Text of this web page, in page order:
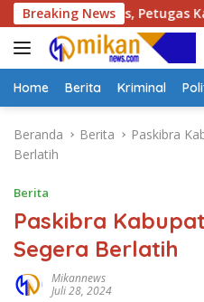
a
g
u
Breaking News
di Kotabes, Petugas Kantah
Home Berita Kriminal
Beranda Berita
Paskibra
Berlatih
Berita
Paskibra
Segera Berlatih
Mikannews
Juli 28, 2024